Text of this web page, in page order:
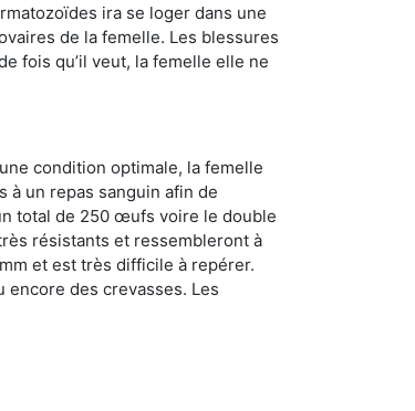
ira se loger dans une
de la femelle. Les blessures
fois qu’il veut, la femelle elle ne
condition optimale, la femelle
à un repas sanguin afin de
total de 250 œufs voire le double
résistants et ressembleront à
et est très difficile à repérer.
encore des crevasses. Les